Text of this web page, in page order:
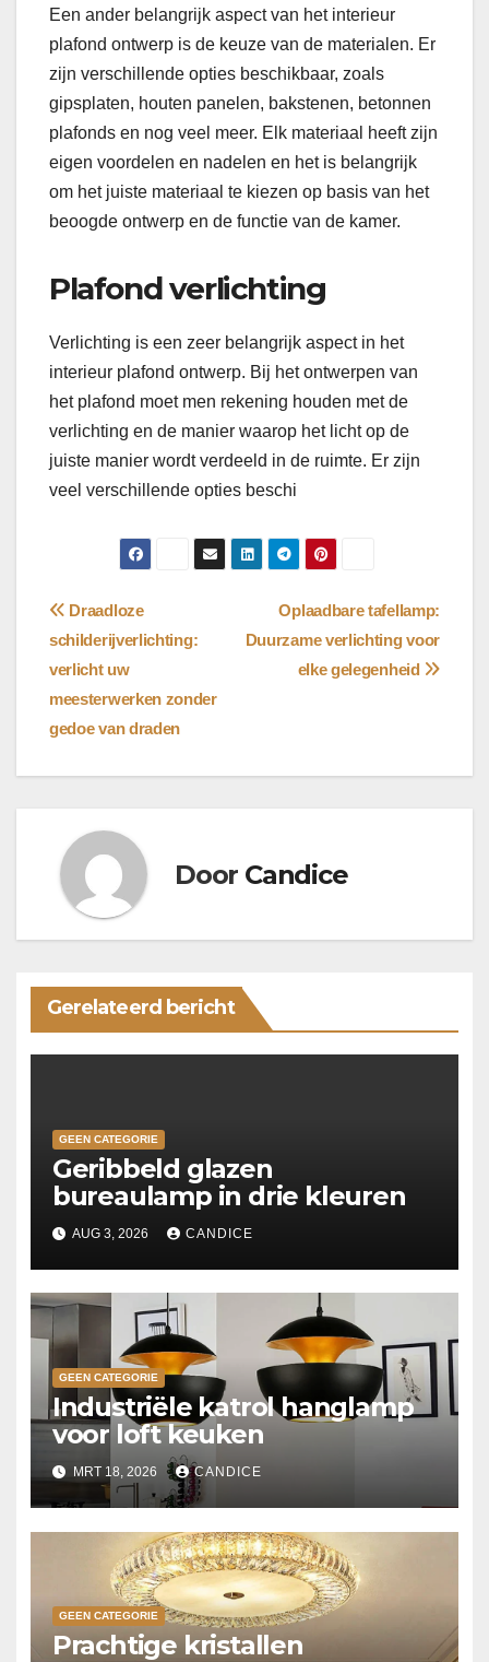
Een ander belangrijk aspect van het interieur
plafond ontwerp is de keuze van de materialen. Er
zijn verschillende opties beschikbaar, zoals
gipsplaten, houten panelen, bakstenen, betonnen
plafonds en nog veel meer. Elk materiaal heeft zijn
eigen voordelen en nadelen en het is belangrijk
om het juiste materiaal te kiezen op basis van het
beoogde ontwerp en de functie van de kamer.
Plafond verlichting
Verlichting is een zeer belangrijk aspect in het
interieur plafond ontwerp. Bij het ontwerpen van
het plafond moet men rekening houden met de
verlichting en de manier waarop het licht op de
juiste manier wordt verdeeld in de ruimte. Er zijn
veel verschillende opties beschi
Bericht
navigatie
Oplaadbare tafellamp:
Duurzame verlichting voor
elke gelegenheid
Draadloze
schilderijverlichting:
verlicht uw
meesterwerken zonder
gedoe van draden
Door Candice
Gerelateerd bericht
GEEN CATEGORIE
Geribbeld glazen
bureaulamp in drie kleuren
AUG 3, 2026 CANDICE
GEEN CATEGORIE
Industriële katrol hanglamp
voor loft keuken
MRT 18, 2026 CANDICE
GEEN CATEGORIE
Prachtige kristallen